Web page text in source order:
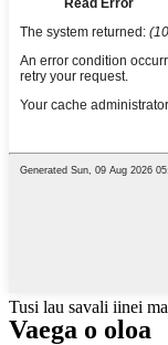
Tusi lau savali iinei
Vaega o oloa